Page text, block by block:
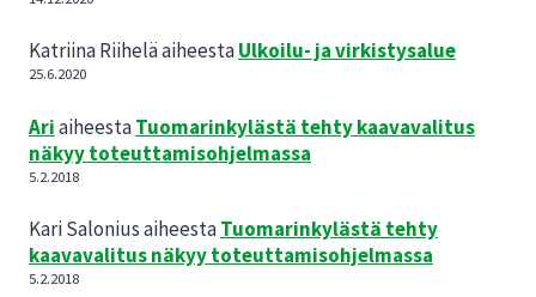
Katriina RiiheläaiheestaUlkoilu- ja virkistysalue
25.6.2020
AriaiheestaTuomarinkylästä tehty kaavavalitus
näkyy toteuttamisohjelmassa
5.2.2018
Kari SaloniusaiheestaTuomarinkylästä tehty
kaavavalitus näkyy toteuttamisohjelmassa
5.2.2018